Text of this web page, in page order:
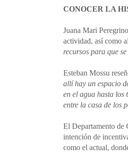
CONOCER LA
Juana Mari
actividad, así como
recursos para que
Esteban Mossu
allí hay un espacio
en el agua hasta los
entre la casa de los
El Departamento de
intención de
como el actual,